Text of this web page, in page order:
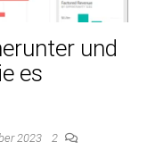
und
es
2023 2